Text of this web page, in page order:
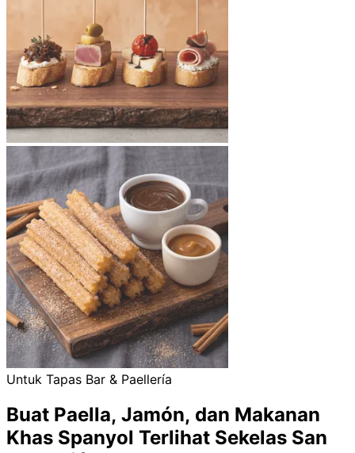
Untuk Tapas Bar & Paellería
Buat Paella, Jamón, dan Makanan
Khas Spanyol Terlihat Sekelas San